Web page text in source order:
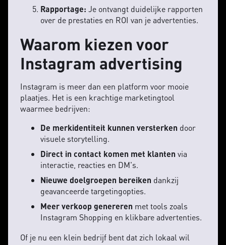
Rapportage: Je ontvangt duidelijke rapporten
over de prestaties en ROI van je advertenties.
Waarom kiezen voor
Instagram advertising
Instagram is meer dan een platform voor mooie
plaatjes. Het is een krachtige marketingtool
waarmee bedrijven:
De merkidentiteit kunnen versterken door
visuele storytelling.
Direct in contact komen met klanten via
interactie, reacties en DM's.
Nieuwe doelgroepen bereiken dankzij
geavanceerde targetingopties.
Meer verkoop genereren met tools zoals
Instagram Shopping en klikbare advertenties.
Of je nu een klein bedrijf bent dat zich lokaal wil